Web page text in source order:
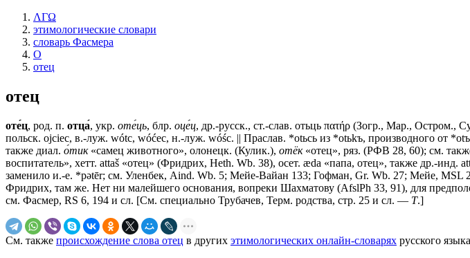
ΛΓΩ
этимологические словари
словарь Фасмера
О
отец
отец
оте́ц, род. п. отца́, укр. оте́ць, блр. оце́ц, др.-русск., ст.-слав. отьць πατήρ (Зогр., Мар., Остром.,
польск. оjсiес, в.-луж. wótc, wóćec, н.-луж. wóśc. || Праслав. *оtьсь из *оtьkъ, производного от
также диал. о́тик«самец животного», олонецк. (Кулик.), отёк«отец», ряз. (РФВ 28, 60); см.
воспитатель», хетт. аttаš «отец» (Фридрих, Неth. Wb. 38), осет. ædа «папа, отец», также др.-инд.
заменило и.-е. *pǝtēr; см. Уленбек, Aind. Wb. 5; Мейе-Вайан 133; Гофман, Gr. Wb. 27; Мейе,
Фридрих, там же. Нет ни малейшего основания, вопреки Шахматову (AfslPh 33, 91), для
см. Фасмер, RS 6, 194 и сл. [См. специально Трубачев, Терм. родства, стр. 25 и сл. — Т.]
См. также происхождение слова отец в других этимологических онлайн-словарях русского